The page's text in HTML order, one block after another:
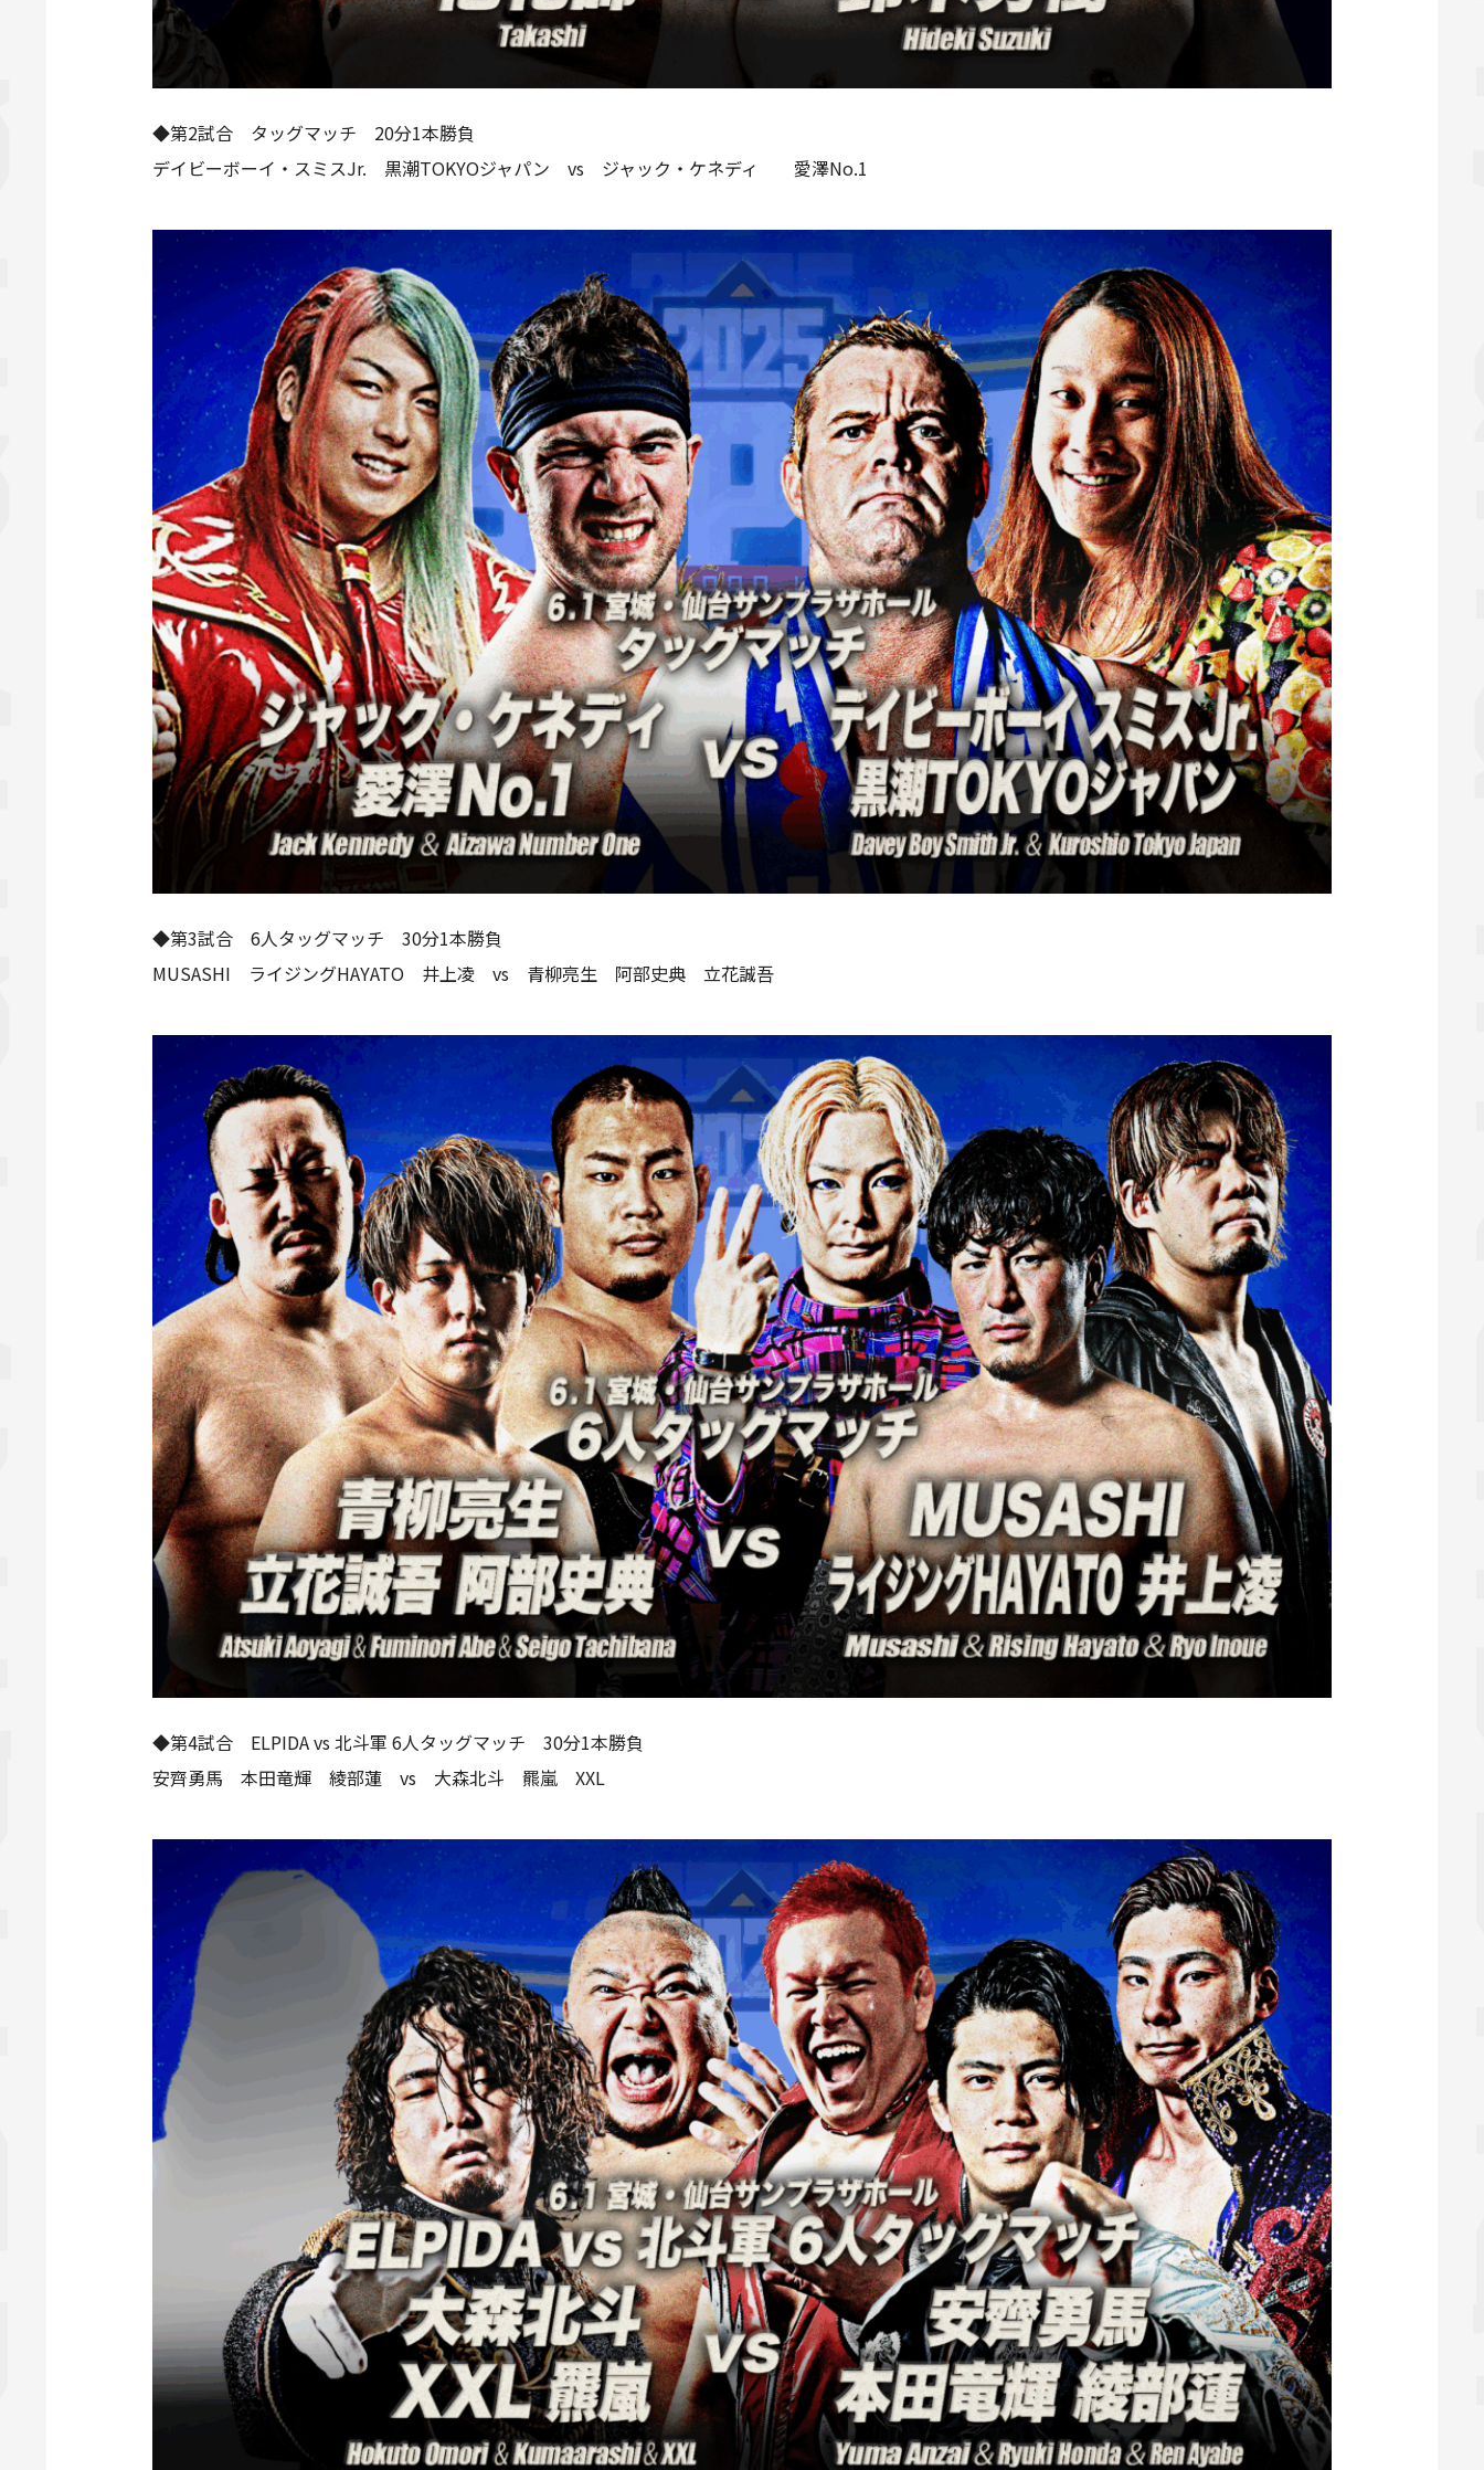
◆第2試合 タッグマッチ 20分1本勝負
デイビーボーイ・スミスJr. 黒潮TOKYOジャパン vs ジャック・ケネディ 愛澤No.1
◆第3試合 6人タッグマッチ 30分1本勝負
MUSASHI ライジングHAYATO 井上凌 vs 青柳亮生 阿部史典 立花誠吾
◆第4試合 ELPIDA vs 北斗軍 6人タッグマッチ 30分1本勝負
安齊勇馬 本田竜輝 綾部蓮 vs 大森北斗 羆嵐 XXL